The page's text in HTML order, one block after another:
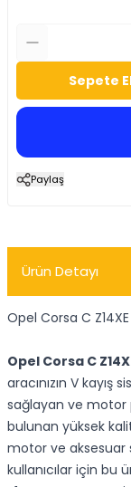
Sepete
Paylaş
Ürün Detayı
Opel Corsa C
Opel Corsa C
aracınızın V kayış
sağlayan ve motor
bulunan yüksek
motor ve aksesuar
kullanıcılar için bu